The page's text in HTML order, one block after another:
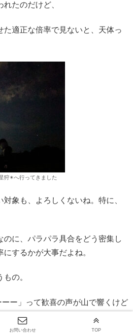
れたのだけど、
た適正な倍率で見ないと、天体っ
狩✴︎へ行ってきました
象も、よろしくないね。特に、
のに、パラパラ具合をどう密集し
するかが大事だよね。
の。
ー」って歓喜の声が山で響くけど
・」お問い合わせ TOP